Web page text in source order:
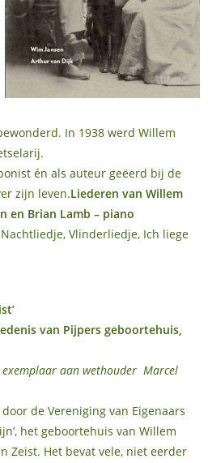
In 1938 werd Willem
én als auteur geëerd bij de
zijn leven.Liederen van Willem
en Brian Lamb – piano
Vlinderliedje, Ich liege
van Pijpers geboortehuis,
exemplaar aan wethouder Marcel
de Vereniging van Eigenaars
het geboortehuis van Willem
Zeist. Het bevat vele, niet eerder